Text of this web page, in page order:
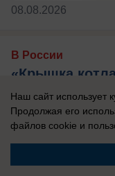
08.08.2026
В России
«Крышка
прорываются
Группировка ВСУ
Харьковской
Наш сайт использует
Продолжая его
файлов cookie и